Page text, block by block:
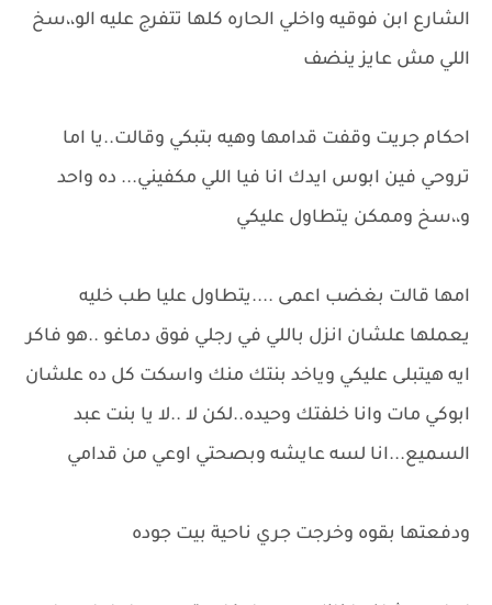
الشارع ابن فوقيه واخلي الحاره كلها تتفرج عليه الو،،سخ
اللي مش عايز ينضف
احكام جريت وقفت قدامها وهيه بتبكي وقالت..يا اما
تروحي فين ابوس ايدك انا فيا اللي مكفيني... ده واحد
و،،سخ وممكن يتطاول عليكي
امها قالت بغضب اعمى ....يتطاول عليا طب خليه
يعملها علشان انزل باللي في رجلي فوق دماغو ..هو فاكر
ايه هيتبلى عليكي وياخد بنتك منك واسكت كل ده علشان
ابوكي مات وانا خلفتك وحيده..لكن لا ..لا يا بنت عبد
السميع...انا لسه عايشه وبصحتي اوعي من قدامي
ودفعتها بقوه وخرجت جري ناحية بيت جوده